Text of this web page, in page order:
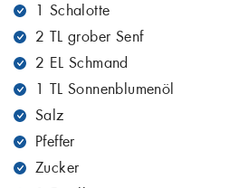
1 Schalotte
2 TL grober Senf
2 EL Schmand
1 TL Sonnenblumenöl
Salz
Pfeffer
Zucker